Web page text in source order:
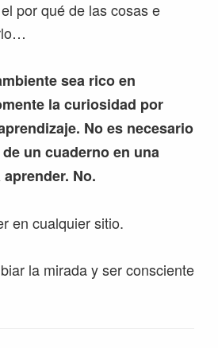
por qué de las cosas e
sea rico en
la curiosidad por
No es necesario
un cuaderno en una
No.
en cualquier sitio.
la mirada y ser consciente